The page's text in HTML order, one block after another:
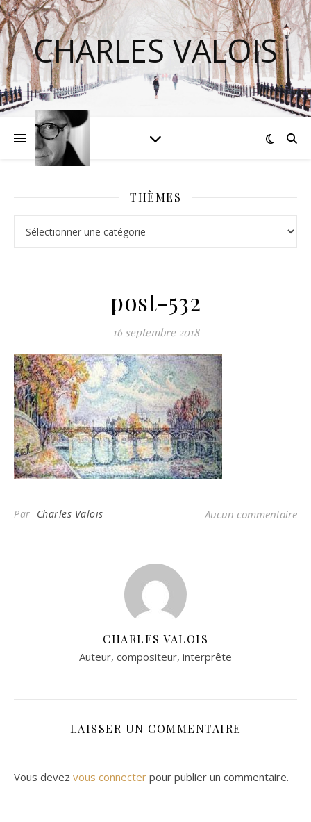
CHARLES VALOIS
THÈMES
post-532
16 septembre 2018
Par Charles Valois Aucun commentaire
CHARLES VALOIS
Auteur, compositeur, interprête
LAISSER UN COMMENTAIRE
Vous devez vous connecter pour publier un commentaire.